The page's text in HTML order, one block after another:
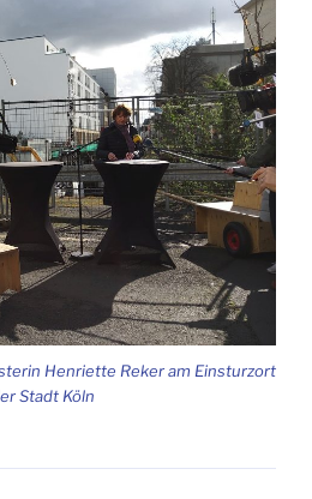
Hen­ri­et­te Reker am Ein­sturz­ort
Stadt Köln